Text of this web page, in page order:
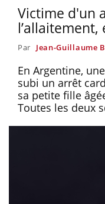
Victime d'un
Par Jean-Guillaume
En Argentine,
subi un arrêt
sa petite fille
Toutes les deux